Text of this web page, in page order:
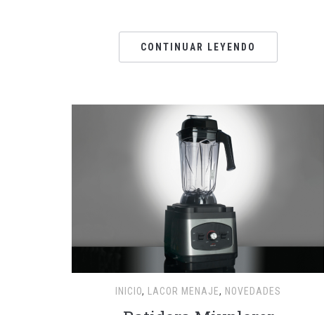
CONTINUAR LEYENDO
INICIO, LACOR MENAJE, NOVEDADES